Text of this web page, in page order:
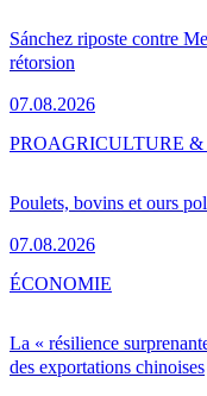
Sánchez riposte contre
rétorsion
07.08.2026
Poulets, bovins et ours
07.08.2026
PROAGRICULTURE
La « résilience
des exportations chinoises
ÉCONOMIE